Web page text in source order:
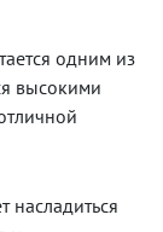
одним из
высокими
насладиться